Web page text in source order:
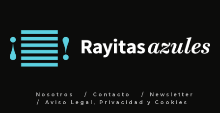
Nosotros Contacto
Newsletter
Aviso Legal, Privacidad y Cookies